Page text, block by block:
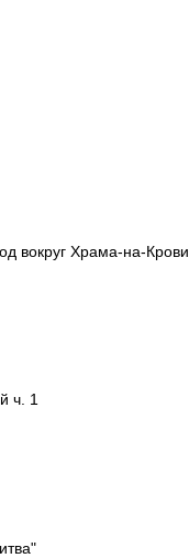
вокруг Храма-на-Крови
ч. 1